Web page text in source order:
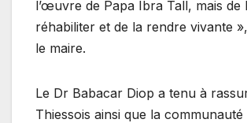
l’œuvre de Papa Ibra Tall, mais de
réhabiliter et de la rendre vivante
le maire.
Le Dr Babacar Diop a tenu à
Thiessois ainsi que la communauté